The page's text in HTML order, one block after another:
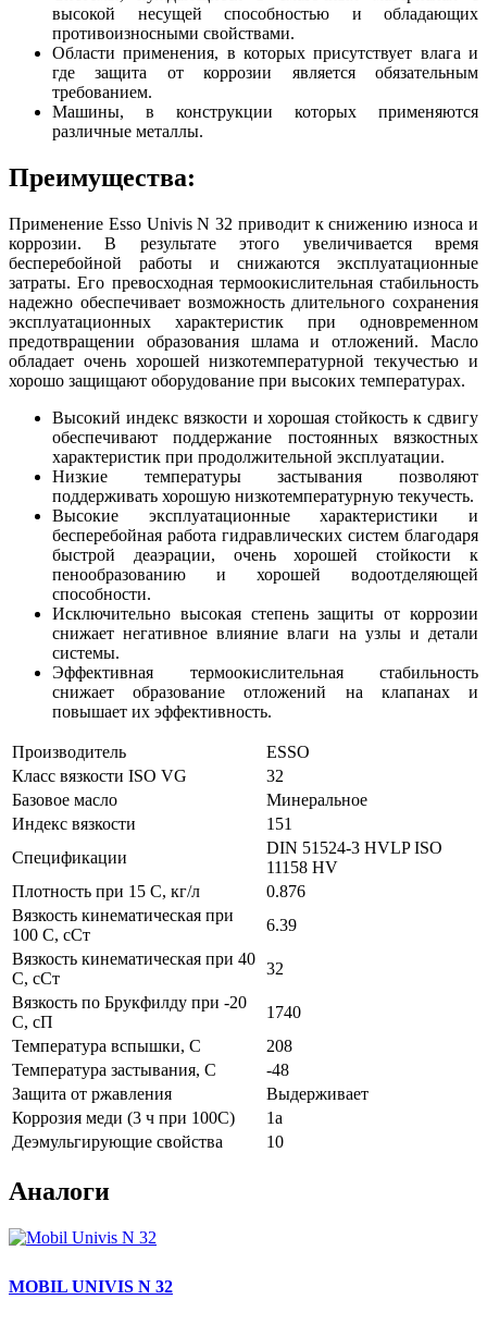
высокой несущей способностью и обладающих
противоизносными свойствами.
Области применения, в которых присутствует влага и
где защита от коррозии является обязательным
требованием.
Машины, в конструкции которых применяются
различные металлы.
Преимущества:
Применение Esso Univis N 32 приводит к снижению износа и
коррозии. В результате этого увеличивается время
бесперебойной работы и снижаются эксплуатационные
затраты. Его превосходная термоокислительная стабильность
надежно обеспечивает возможность длительного сохранения
эксплуатационных характеристик при одновременном
предотвращении образования шлама и отложений. Масло
обладает очень хорошей низкотемпературной текучестью и
хорошо защищают оборудование при высоких температурах.
Высокий индекс вязкости и хорошая стойкость к сдвигу
обеспечивают поддержание постоянных вязкостных
характеристик при продолжительной эксплуатации.
Низкие температуры застывания позволяют
поддерживать хорошую низкотемпературную текучесть.
Высокие эксплуатационные характеристики и
бесперебойная работа гидравлических систем благодаря
быстрой деаэрации, очень хорошей стойкости к
пенообразованию и хорошей водоотделяющей
способности.
Исключительно высокая степень защиты от коррозии
снижает негативное влияние влаги на узлы и детали
системы.
Эффективная термоокислительная стабильность
снижает образование отложений на клапанах и
повышает их эффективность.
Производитель
ESSO
Класс вязкости ISO VG
32
Базовое масло
Минеральное
Индекс вязкости
151
Спецификации
DIN 51524-3 HVLP ISO
11158 HV
Плотность при 15 С, кг/л
0.876
Вязкость кинематическая при
100 С, сСт
6.39
Вязкость кинематическая при 40
С, сСт
32
Вязкость по Брукфилду при -20
С, сП
1740
Температура вспышки, С
208
Температура застывания, С
-48
Защита от ржавления
Выдерживает
Коррозия меди (3 ч при 100С)
1а
Деэмульгирующие свойства
10
Аналоги
MOBIL UNIVIS N 32